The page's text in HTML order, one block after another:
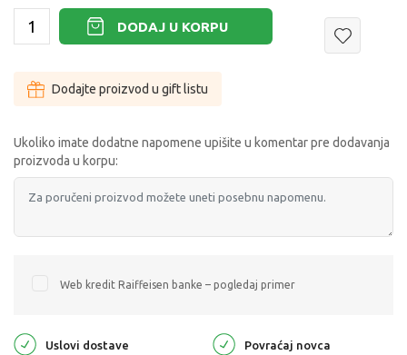
DODAJ U KORPU
Dodajte proizvod u gift listu
Ukoliko imate dodatne napomene upišite u komentar pre dodavanja
proizvoda u korpu:
Web kredit Raiffeisen banke – pogledaj primer
Uslovi dostave Povraćaj novca